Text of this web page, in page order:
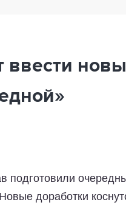
ввести
подготовили
доработки